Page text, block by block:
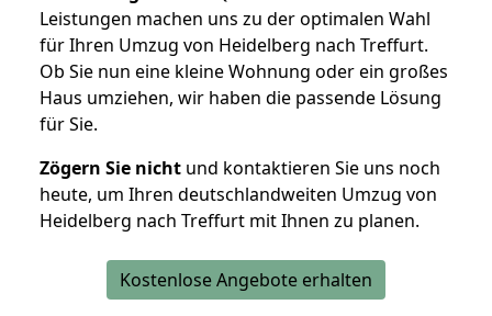
Leistungen machen uns zu der optimalen Wahl
für Ihren Umzug von Heidelberg nach Treffurt.
Ob Sie nun eine kleine Wohnung oder ein großes
Haus umziehen, wir haben die passende Lösung
für Sie.
Zögern Sie nicht und kontaktieren Sie uns noch
heute, um Ihren deutschlandweiten Umzug von
Heidelberg nach Treffurt mit Ihnen zu planen.
Kostenlose Angebote erhalten